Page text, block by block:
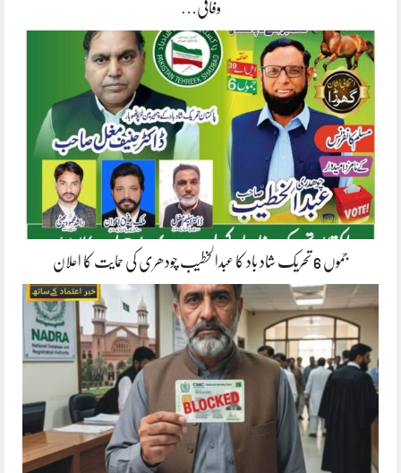
وفاقی…
جموں 6 تحریک شاد باد کا عبدالخطیب چودھری کی حمایت کا اعلان